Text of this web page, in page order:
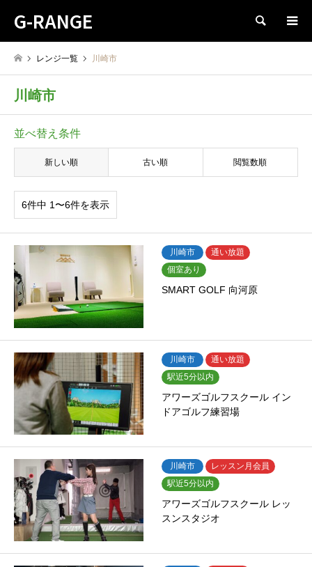
G-RANGE 検索
レンジ一覧 川崎市
川崎市
並べ替え条件
新しい順 古い順 閲覧数順
6件中 1〜6件を表示
川崎市
通い放題
個室あり
SMART GOLF 向河原
川崎市
通い放題
駅近5分以内
アワーズゴルフスクール イン
ドアゴルフ練習場
川崎市
レッスン月会員
駅近5分以内
アワーズゴルフスクール レッ
スンスタジオ